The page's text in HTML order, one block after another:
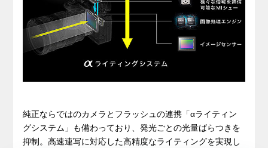
純正ならではのカメラとフラッシュの連携「αライティン
グシステム」も備わっており、発光ごとの光量ばらつきを
抑制。高速連写に対応した高精度なライティングを実現し